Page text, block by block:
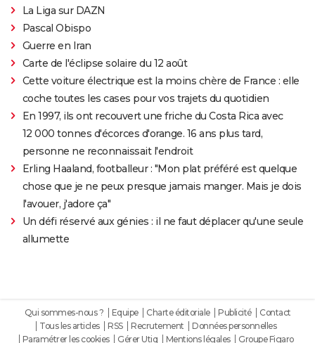
La Liga sur DAZN
Pascal Obispo
Guerre en Iran
Carte de l'éclipse solaire du 12 août
Cette voiture électrique est la moins chère de France : elle
coche toutes les cases pour vos trajets du quotidien
En 1997, ils ont recouvert une friche du Costa Rica avec
12 000 tonnes d'écorces d'orange. 16 ans plus tard,
personne ne reconnaissait l'endroit
Erling Haaland, footballeur : "Mon plat préféré est quelque
chose que je ne peux presque jamais manger. Mais je dois
l'avouer, j'adore ça"
Un défi réservé aux génies : il ne faut déplacer qu'une seule
allumette
Qui sommes-nous ? Equipe Charte éditoriale Publicité
Contact
Tous les articles
RSS Recrutement
Données personnelles
Paramétrer les cookies
Gérer Utiq Mentions légales Groupe Figaro